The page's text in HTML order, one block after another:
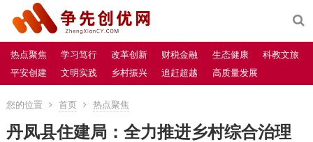
热点聚焦 学习笃行 改革创新 财税金融 生态健康
科教文旅
平安创建
文明实践 乡村振兴 追赶超越 高质量发展
您的位置 首页 热点聚焦
丹凤县住建局：全力推进乡村综合治理